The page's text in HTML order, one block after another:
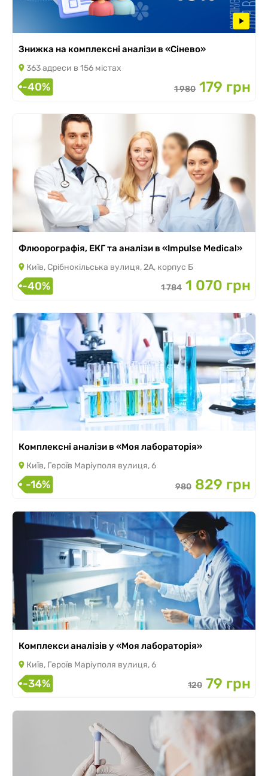
Знижка на комплексні аналізи в «Сінево»
363 адреси в 156 містах
-40% 1 980 179 грн
Флюорографія, ЕКГ та аналізи в «Impulse Medical»
Київ, Срібнокільська вулиця, 2А, корпус Б
-40% 1 784 1 070 грн
Комплексні аналізи в «Моя лабораторія»
Київ, Героїв Маріуполя вулиця, 6
-16% 980 829 грн
Комплекси аналізів у «Моя лабораторія»
Київ, Героїв Маріуполя вулиця, 6
-34% 120 79 грн